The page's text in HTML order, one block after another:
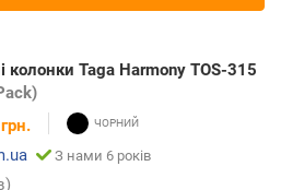
колонки Taga Harmony TOS-315
грн.
З нами 6 років